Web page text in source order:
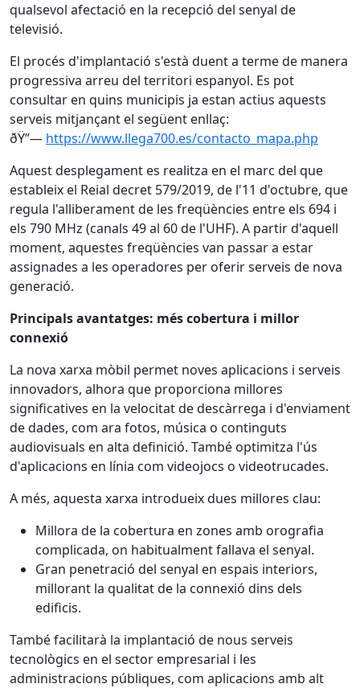
qualsevol afectació en la recepció del senyal de
televisió.
El procés d'implantació s'està duent a terme de manera
progressiva arreu del territori espanyol. Es pot
consultar en quins municipis ja estan actius aquests
serveis mitjançant el següent enllaç:
ðŸ”— https://www.llega700.es/contacto_mapa.php
Aquest desplegament es realitza en el marc del que
estableix el Reial decret 579/2019, de l'11 d'octubre, que
regula l'alliberament de les freqüències entre els 694 i
els 790 MHz (canals 49 al 60 de l'UHF). A partir d'aquell
moment, aquestes freqüències van passar a estar
assignades a les operadores per oferir serveis de nova
generació.
Principals avantatges: més cobertura i millor
connexió
La nova xarxa mòbil permet noves aplicacions i serveis
innovadors, alhora que proporciona millores
significatives en la velocitat de descàrrega i d'enviament
de dades, com ara fotos, música o continguts
audiovisuals en alta definició. També optimitza l'ús
d'aplicacions en línia com videojocs o videotrucades.
A més, aquesta xarxa introdueix dues millores clau:
Millora de la cobertura en zones amb orografia
complicada, on habitualment fallava el senyal.
Gran penetració del senyal en espais interiors,
millorant la qualitat de la connexió dins dels
edificis.
També facilitarà la implantació de nous serveis
tecnològics en el sector empresarial i les
administracions públiques, com aplicacions amb alt